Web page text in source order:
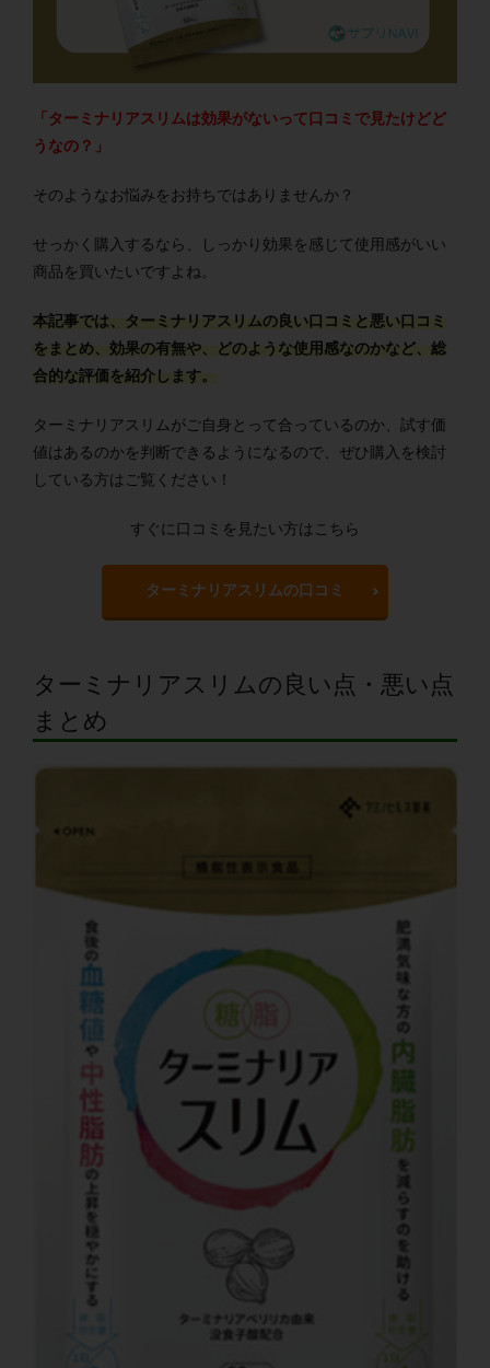
「ターミナリアスリムは効果がないって口コミで見たけどど
うなの？」
そのようなお悩みをお持ちではありませんか？
せっかく購入するなら、しっかり効果を感じて使用感がいい
商品を買いたいですよね。
本記事では、ターミナリアスリムの良い口コミと悪い口コミ
をまとめ、効果の有無や、どのような使用感なのかなど、総
合的な評価を紹介します。
ターミナリアスリムがご自身とって合っているのか、試す価
値はあるのかを判断できるようになるので、ぜひ購入を検討
している方はご覧ください！
すぐに口コミを見たい方はこちら
ターミナリアスリムの口コミ
ターミナリアスリムの良い点・悪い点
まとめ